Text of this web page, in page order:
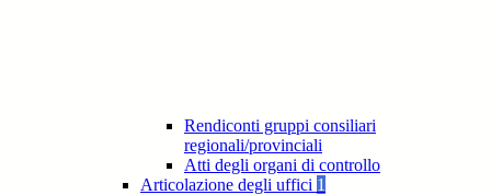
Rendiconti gruppi consiliari
regionali/provinciali
Atti degli organi di controllo
Articolazione degli uffici 1